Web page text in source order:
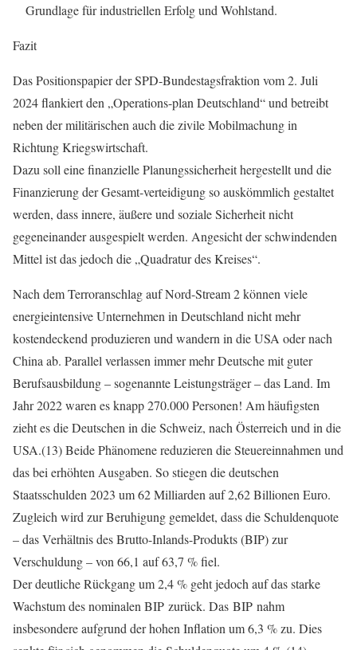
Grundlage für industriellen Erfolg und Wohlstand.
Fazit
Das Positionspapier der SPD-Bundestagsfraktion vom 2. Juli
2024 flankiert den „Operations-plan Deutschland“ und betreibt
neben der militärischen auch die zivile Mobilmachung in
Richtung Kriegswirtschaft.
Dazu soll eine finanzielle Planungssicherheit hergestellt und die
Finanzierung der Gesamt-verteidigung so auskömmlich gestaltet
werden, dass innere, äußere und soziale Sicherheit nicht
gegeneinander ausgespielt werden. Angesicht der schwindenden
Mittel ist das jedoch die „Quadratur des Kreises“.
Nach dem Terroranschlag auf Nord-Stream 2 können viele
energieintensive Unternehmen in Deutschland nicht mehr
kostendeckend produzieren und wandern in die USA oder nach
China ab. Parallel verlassen immer mehr Deutsche mit guter
Berufsausbildung – sogenannte Leistungsträger – das Land. Im
Jahr 2022 waren es knapp 270.000 Personen! Am häufigsten
zieht es die Deutschen in die Schweiz, nach Österreich und in die
USA.(13) Beide Phänomene reduzieren die Steuereinnahmen und
das bei erhöhten Ausgaben. So stiegen die deutschen
Staatsschulden 2023 um 62 Milliarden auf 2,62 Billionen Euro.
Zugleich wird zur Beruhigung gemeldet, dass die Schuldenquote
– das Verhältnis des Brutto-Inlands-Produkts (BIP) zur
Verschuldung – von 66,1 auf 63,7 % fiel.
Der deutliche Rückgang um 2,4 % geht jedoch auf das starke
Wachstum des nominalen BIP zurück. Das BIP nahm
insbesondere aufgrund der hohen Inflation um 6,3 % zu. Dies